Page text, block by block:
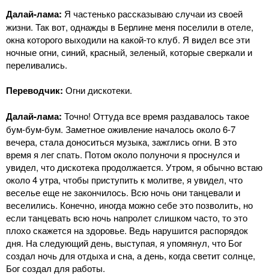
Далай-лама: Я частенько рассказываю случаи из своей
жизни. Так вот, однажды в Берлине меня поселили в отеле,
окна которого выходили на какой-то клуб. Я видел все эти
ночные огни, синий, красный, зеленый, которые сверкали и
переливались.
Переводчик: Огни дискотеки.
Далай-лама: Точно! Оттуда все время раздавалось такое
бум-бум-бум. Заметное оживление началось около 6-7
вечера, стала доноситься музыка, зажглись огни. В это
время я лег спать. Потом около полуночи я проснулся и
увидел, что дискотека продолжается. Утром, я обычно встаю
около 4 утра, чтобы приступить к молитве, я увидел, что
веселье еще не закончилось. Всю ночь они танцевали и
веселились. Конечно, иногда можно себе это позволить, но
если танцевать всю ночь напролет слишком часто, то это
плохо скажется на здоровье. Ведь нарушится распорядок
дня. На следующий день, выступая, я упомянул, что Бог
создал ночь для отдыха и сна, а день, когда светит солнце,
Бог создал для работы.